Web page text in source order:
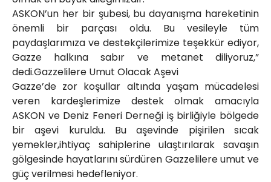
ASKON’un her bir şubesi, bu dayanışma hareketinin
önemli bir parçası oldu. Bu vesileyle tüm
paydaşlarımıza ve destekçilerimize teşekkür ediyor,
Gazze halkına sabır ve metanet diliyoruz,”
dedi.Gazzelilere Umut Olacak Aşevi
Gazze’de zor koşullar altında yaşam mücadelesi
veren kardeşlerimize destek olmak amacıyla
ASKON ve Deniz Feneri Derneği iş birliğiyle bölgede
bir aşevi kuruldu. Bu aşevinde pişirilen sıcak
yemekler,ihtiyaç sahiplerine ulaştırılarak savaşın
gölgesinde hayatlarını sürdüren Gazzelilere umut ve
güç verilmesi hedefleniyor.